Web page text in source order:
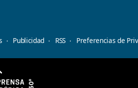
Publicidad RSS Preferencias de